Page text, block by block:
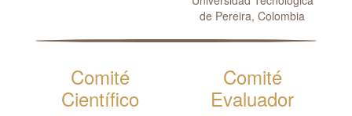
de Pereira, Colombia
Comité
Científico
Comité
Evaluador